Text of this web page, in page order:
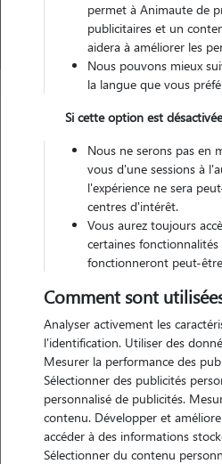
Trouver mon
Arcueil
Nos familles
(94110)
permet à Animaute de
publicitaires et un
aidera à améliorer les
Nous pouvons mieux
la langue que vous
Si cette option est
Nous ne serons pas en
vous d'une sessions à
l'expérience ne sera
centres d'intérêt.
Vous aurez toujours
certaines
fonctionneront peut-
Comment sont
Analyser activement les
l'identification. Utiliser des
Mesurer la performance des
Sélectionner des publicités
personnalisé de publicités.
contenu. Développer et
accéder à des informations
Sélectionner du contenu